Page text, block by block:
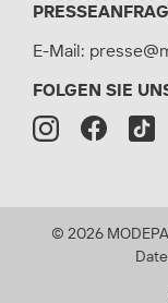
E-Mail:
FOLGEN SIE
© 2026